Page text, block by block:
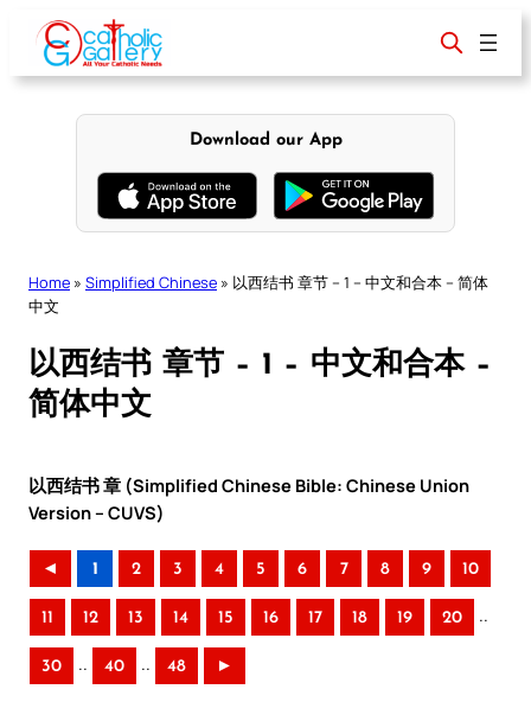
content
Download our App
Home » Simplified Chinese » 以西结书 章节 – 1 – 中文和合本 – 简体
中文
以西结书 章节 – 1 – 中文和合本 –
简体中文
以西结书 章 (Simplified Chinese Bible: Chinese Union
Version – CUVS)
◄ 1 2 3 4 5 6 7 8 9 10
11 12 13 14 15 16 17 18 19 20 ..
30 .. 40 .. 48 ►